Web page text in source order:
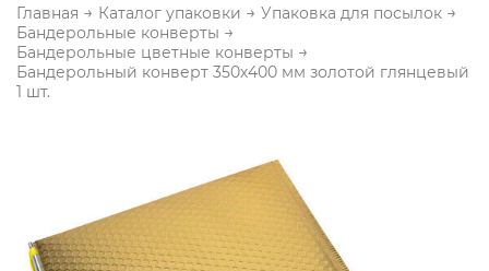
Главная → Каталог упаковки → Упаковка для посылок →
Бандерольные конверты →
Бандерольные цветные конверты →
Бандерольный конверт 350х400 мм золотой глянцевый
1 шт.